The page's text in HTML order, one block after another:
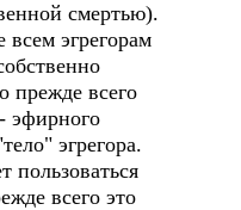
смертью).
эгрегорам
прежде всего
эфирного
эгрегора.
пользоваться
всего это